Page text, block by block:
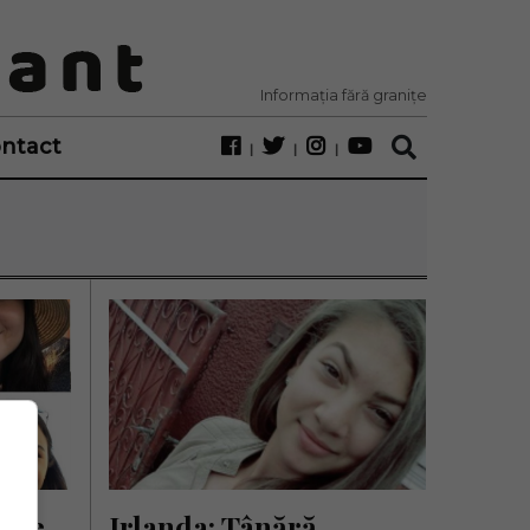
Informația fără granițe